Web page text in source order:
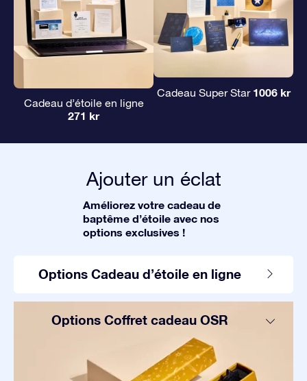
Cadeau d’étoile en ligne
271 kr
Cadeau Super Star 1006 kr
Ajouter un éclat
Améliorez votre cadeau de
baptême d’étoile avec nos
options exclusives !
Options Cadeau d’étoile en ligne
Options Coffret cadeau OSR